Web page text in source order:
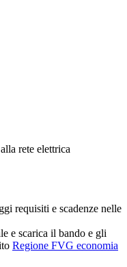
rete elettrica
requisiti e scadenze nelle
e scarica il bando e gli
Regione FVG economia